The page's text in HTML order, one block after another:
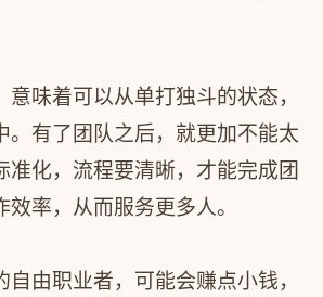
味着可以从单打独斗的状态，
。有了团队之后，就更加不能太
准化，流程要清晰，才能完成团
效率，从而服务更多人。
由职业者，可能会赚点小钱，